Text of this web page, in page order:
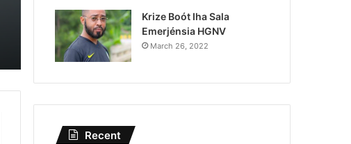
Krize Boót Iha Sala
Emerjénsia HGNV
March 26, 2022
Recent